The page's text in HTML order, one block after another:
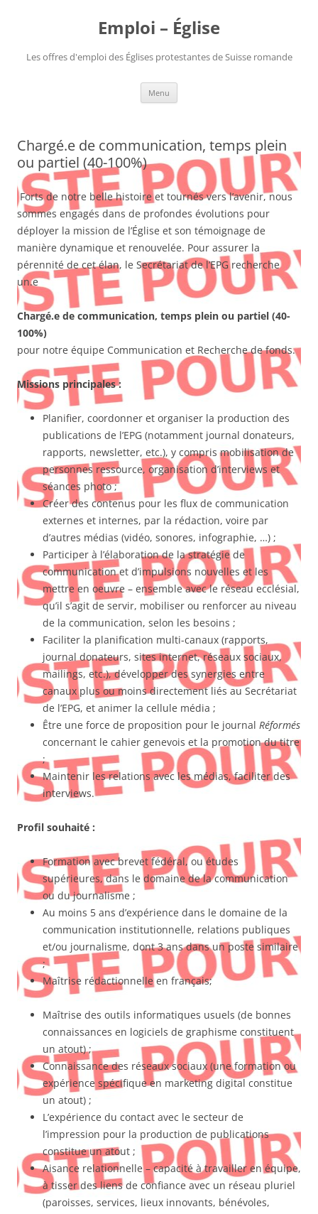
Emploi – Église
Les offres d'emploi des Églises protestantes de Suisse romande
Menu
Chargé.e de communication, temps plein
ou partiel (40-100%)
Forts de notre belle histoire et tournés vers l’avenir, nous
sommes engagés dans de profondes évolutions pour
déployer la mission de l’Église et son témoignage de
manière dynamique et renouvelée. Pour assurer la
pérennité de cet élan, le Secrétariat de l’EPG recherche
un.e
Chargé.e de communication, temps plein ou partiel (40-
100%)
pour notre équipe Communication et Recherche de fonds.
Missions principales :
Planifier, coordonner et organiser la production des
publications de l’EPG (notamment journal donateurs,
rapports, newsletter, etc.), y compris mobilisation de
personnes ressource, organisation d’interviews et
séances photo ;
Créer des contenus pour les flux de communication
externes et internes, par la rédaction, voire par
d’autres médias (vidéo, sonores, infographie, …) ;
Participer à l’élaboration de la stratégie de
communication et d’impulsions nouvelles et les
mettre en oeuvre – ensemble avec le réseau ecclésial,
qu’il s’agit de servir, mobiliser ou renforcer au niveau
de la communication, selon les besoins ;
Faciliter la planification multi-canaux (rapports,
journal donateurs, sites internet, réseaux sociaux,
mailings, etc.), développer des synergies entre
canaux plus ou moins directement liés au Secrétariat
de l’EPG, et animer la cellule média ;
Être une force de proposition pour le journal Réformés
concernant le cahier genevois et la promotion du titre
;
Maintenir les relations avec les médias, faciliter des
interviews.
Profil souhaité :
Formation avec brevet fédéral, ou études
supérieures, dans le domaine de la communication
ou du journalisme ;
Au moins 5 ans d’expérience dans le domaine de la
communication institutionnelle, relations publiques
et/ou journalisme, dont 3 ans dans un poste similaire
;
Maîtrise rédactionnelle en français;
Maîtrise des outils informatiques usuels (de bonnes
connaissances en logiciels de graphisme constituent
un atout) ;
Connaissance des réseaux sociaux (une formation ou
expérience spécifique en marketing digital constitue
un atout) ;
L’expérience du contact avec le secteur de
l’impression pour la production de publications
constitue un atout ;
Aisance relationnelle – capacité à travailler en équipe,
à tisser des liens de confiance avec un réseau pluriel
(paroisses, services, lieux innovants, bénévoles,